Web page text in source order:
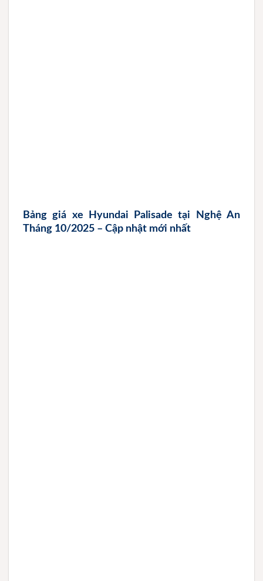
Bảng giá xe Hyundai Palisade tại Nghệ An
Tháng 10/2025 – Cập nhật mới nhất